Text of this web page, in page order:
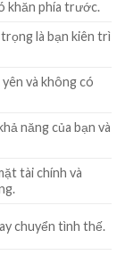
khăn phía trước.
là bạn kiên trì
và không có
năng của bạn và
tài chính và
chuyển tình thế.